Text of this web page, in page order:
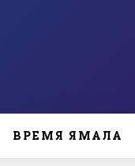
ВРЕМЯ ЯМАЛА